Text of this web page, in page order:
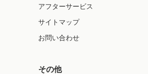
アフターサービス
サイトマップ
お問い合わせ
その他